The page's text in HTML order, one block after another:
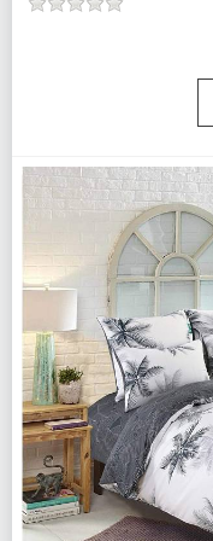
Комплектация:
Доставка: